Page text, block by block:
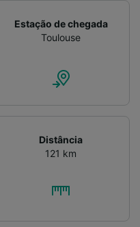
Estação de chegada
Toulouse
Distância
121 km